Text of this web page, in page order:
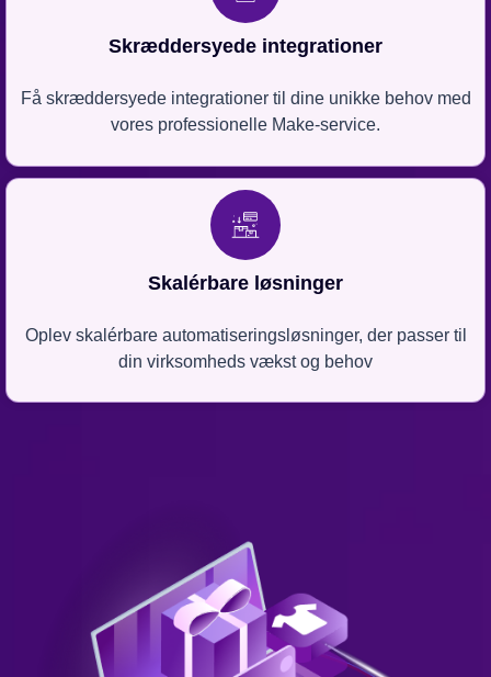
Skræddersyede integrationer
Få skræddersyede integrationer til dine unikke behov med
vores professionelle Make-service.
Skalérbare løsninger
Oplev skalérbare automatiseringsløsninger, der passer til
din virksomheds vækst og behov